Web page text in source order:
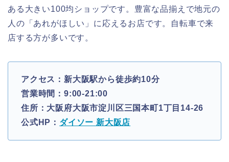
ある大きい100均ショップです。豊富な品揃えで地元の
人の「あれがほしい」に応えるお店です。自転車で来
店する方が多いです。
アクセス：新大阪駅から徒歩約10分
営業時間：9:00-21:00
住所：大阪府大阪市淀川区三国本町1丁目14-26
公式HP： ダイソー 新大阪店